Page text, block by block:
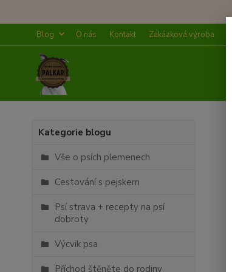
Blog O nás Kontakt Zakázková výroba
Kategorie blogu
Vše o psích plemenech
Cestování s pejskem
Psí strava + recepty na psí
dobroty
Výcvik psa
Příchod štěněte do rodiny